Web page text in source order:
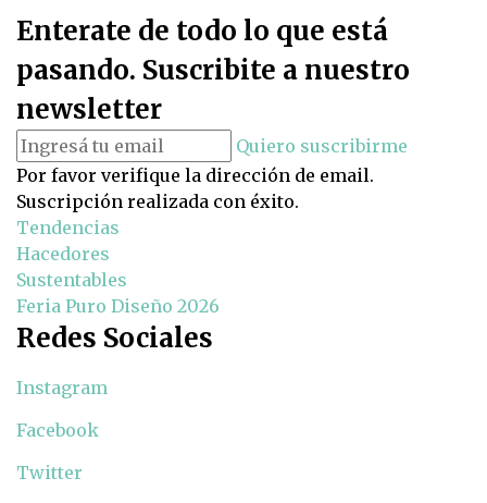
Enterate de todo lo que está
pasando. Suscribite a nuestro
newsletter
Quiero suscribirme
Por favor verifique la dirección de email.
Suscripción realizada con éxito.
Tendencias
Hacedores
Sustentables
Feria Puro Diseño 2026
Redes Sociales
Instagram
Facebook
Twitter